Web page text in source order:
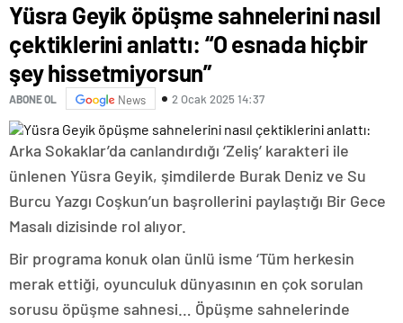
Yüsra Geyik öpüşme sahnelerini nasıl
çektiklerini anlattı: “O esnada hiçbir
şey hissetmiyorsun”
ABONE OL News 2 Ocak 2025 14:37
Arka Sokaklar’da canlandırdığı ‘Zeliş’ karakteri ile
ünlenen Yüsra Geyik, şimdilerde Burak Deniz ve Su
Burcu Yazgı Coşkun’un başrollerini paylaştığı Bir Gece
Masalı dizisinde rol alıyor.
Bir programa konuk olan ünlü isme ‘Tüm herkesin
merak ettiği, oyunculuk dünyasının en çok sorulan
sorusu öpüşme sahnesi… Öpüşme sahnelerinde